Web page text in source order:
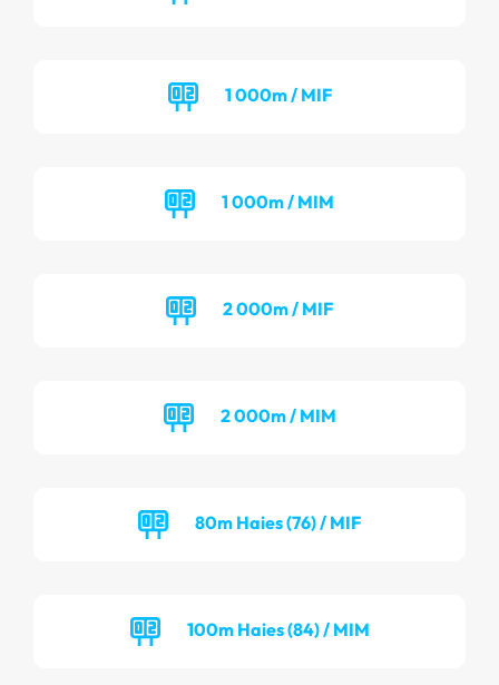
1 000m / MIF
1 000m / MIM
2 000m / MIF
2 000m / MIM
80m Haies (76) / MIF
100m Haies (84) / MIM